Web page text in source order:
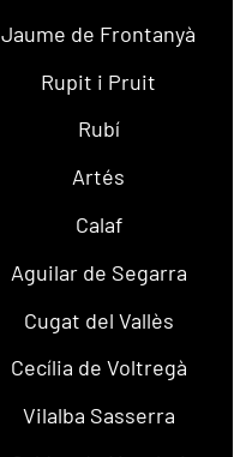
Jaume de Frontanyà
Rupit i Pruit
Rubí
Artés
Calaf
Aguilar de Segarra
Cugat del Vallès
Cecília de Voltregà
Vilalba Sasserra